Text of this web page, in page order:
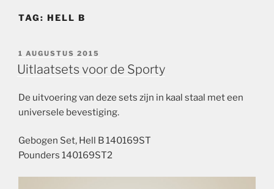
TAG: HELL B
GEPLAATST
OP
1 AUGUSTUS 2015
Uitlaatsets voor de Sporty
De uitvoering van deze sets zijn in kaal staal met een
universele bevestiging.
Gebogen Set, Hell B 140169ST
Pounders 140169ST2